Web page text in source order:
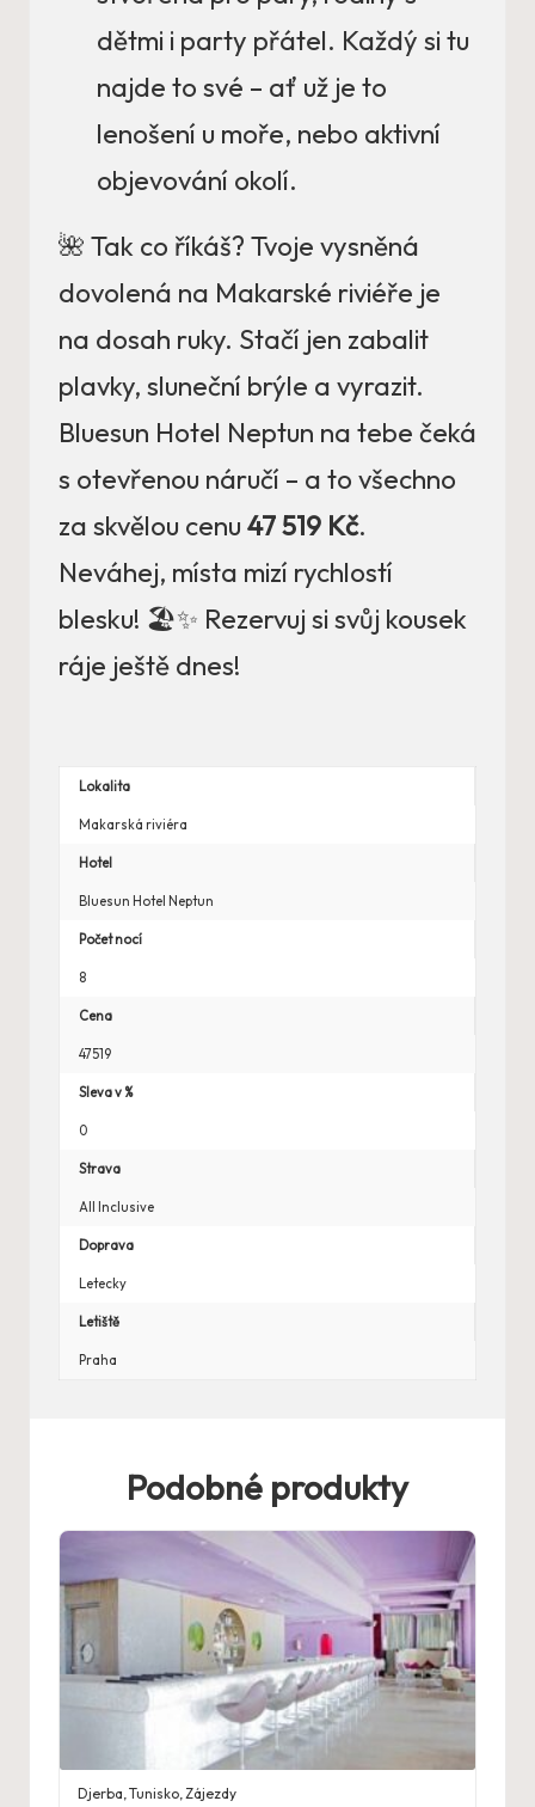
dětmi i party přátel. Každý si tu
najde to své – ať už je to
lenošení u moře, nebo aktivní
objevování okolí.
🌺 Tak co říkáš? Tvoje vysněná
dovolená na Makarské riviéře je
na dosah ruky. Stačí jen zabalit
plavky, sluneční brýle a vyrazit.
Bluesun Hotel Neptun na tebe čeká
s otevřenou náručí – a to všechno
za skvělou cenu 47 519 Kč.
Neváhej, místa mizí rychlostí
blesku! 🏖️✨ Rezervuj si svůj kousek
ráje ještě dnes!
Lokalita
Makarská riviéra
Hotel
Bluesun Hotel Neptun
Počet nocí
8
Cena
47519
Sleva v %
0
Strava
All Inclusive
Doprava
Letecky
Letiště
Praha
Podobné produkty
Djerba,Tunisko,Zájezdy